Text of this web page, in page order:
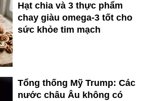
Hạt chia và 3 thực phẩm
chay giàu omega-3 tốt cho
sức khỏe tim mạch
Tổng thống Mỹ Trump: Các
nước châu Âu không có